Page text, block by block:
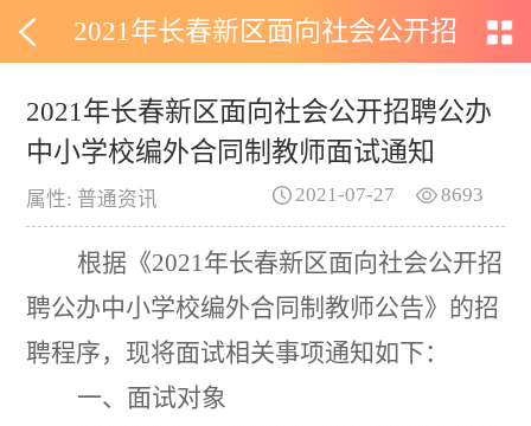
2021年长春新区面向社会公开招
聘公办中小学校编外合同制教师
面试通知
2021年长春新区面向社会公开招聘公办
中小学校编外合同制教师面试通知
属性: 普通资讯 8693
2021-07-27
根据《2021年长春新区面向社会公开招
聘公办中小学校编外合同制教师公告》的招
聘程序，现将面试相关事项通知如下：
一、面试对象